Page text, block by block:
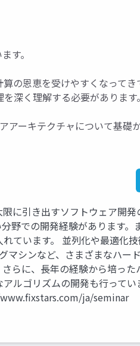
す。
の恩恵を受けやすくなってき
深く理解する必要があります。
ーキテクチャについて基礎
に引き出すソフトウェア開発
野での開発経験があります。
ています。 並列化や最適化技
マシンなど、さまざまなハー
らに、長年の経験から培った
ルゴリズムの開発も行ってい
ja/seminar